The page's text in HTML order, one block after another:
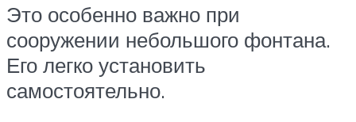
Это особенно важно при
сооружении небольшого фонтана.
Его легко установить
самостоятельно.